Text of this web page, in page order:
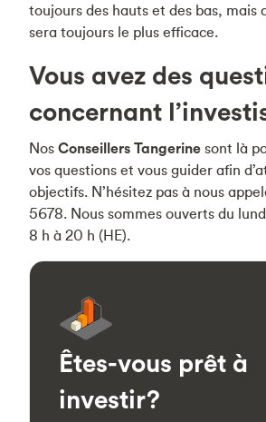
toujours des hauts et des bas, mais
sera toujours le plus efficace.
Vous avez des
concernant
Nos Conseillers Tangerine sont là
vos questions et vous guider afin
objectifs. N’hésitez pas à nous
5678. Nous sommes ouverts du
8 h à 20 h (HE).
Êtes-vous prêt à
investir?